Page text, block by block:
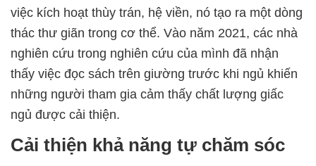
việc kích hoạt thùy trán, hệ viền, nó tạo ra một dòng
thác thư giãn trong cơ thể. Vào năm 2021, các nhà
nghiên cứu trong nghiên cứu của mình đã nhận
thấy việc đọc sách trên giường trước khi ngủ khiến
những người tham gia cảm thấy chất lượng giấc
ngủ được cải thiện.
Cải thiện khả năng tự chăm sóc